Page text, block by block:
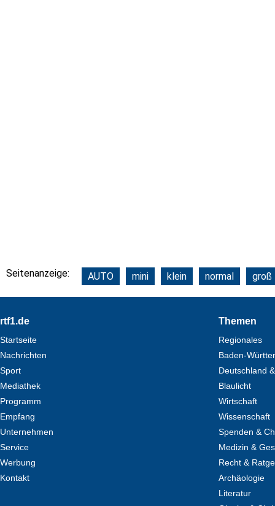
Seitenanzeige: AUTO mini klein normal groß
Footer
rtf1.de
Startseite
Nachrichten
Sport
Mediathek
Programm
Empfang
Unternehmen
Service
Werbung
Kontakt
Themen
Regionales
Baden-
Deutschland
Blaulicht
Wirtschaft
Wissenschaft
Spenden &
Medizin &
Recht &
Archäologie
Literatur